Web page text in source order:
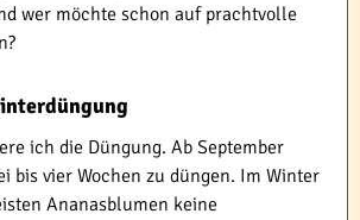
wer möchte schon auf prachtvolle
ich die Düngung. Ab September
bis vier Wochen zu düngen. Im Winter
Ananasblumen keine